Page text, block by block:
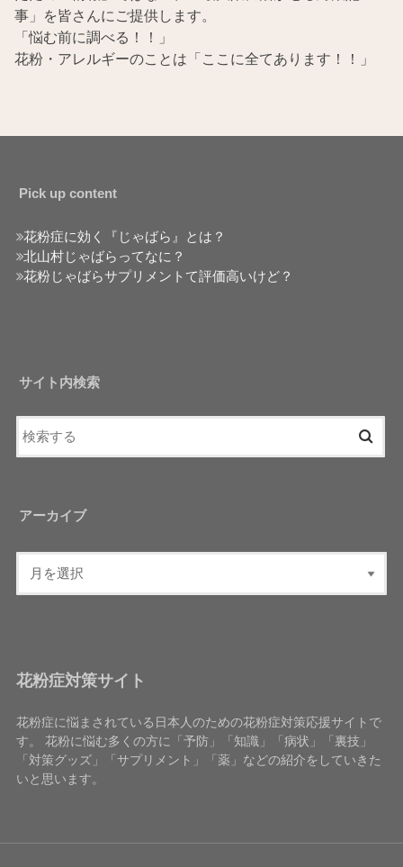
事」を皆さんにご提供します。
「悩む前に調べる！！」
花粉・アレルギーのことは「ここに全てあります！！」
Pick up content
花粉症に効く『じゃばら』とは？
北山村じゃばらってなに？
花粉じゃばらサプリメントて評価高いけど？
サイト内検索
アーカイブ
花粉症対策サイト
花粉症に悩まされている日本人のための花粉症対策応援サイトで
す。 花粉に悩む多くの方に「予防」「知識」「病状」「裏技」
「対策グッズ」「サプリメント」「薬」などの紹介をしていきた
いと思います。